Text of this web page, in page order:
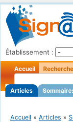
Établissement :
Accueil Recherche
Articles
Accueil » Articles »